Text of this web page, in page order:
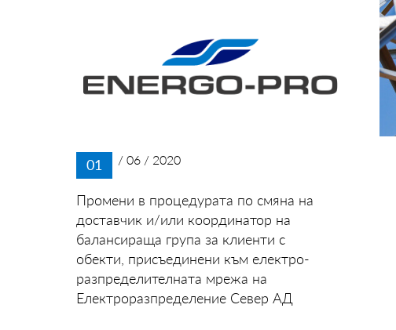
01 / 06 / 2020
Промени в процедурата по смяна на
доставчик и/или координатор на
балансираща група за клиенти с
обекти, присъединени към електро-
разпределителната мрежа на
Електроразпределение Север АД